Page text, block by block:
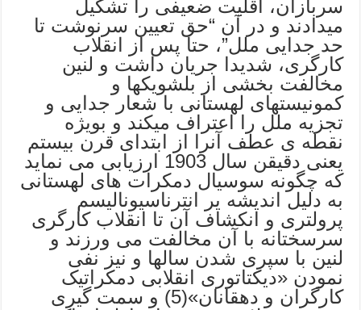
سربازان، اقلیت ضعیفی را تشکیل
میدادند و در آن “حق تعیین سرنوشت تا
حد جدایی ملل”، حتا پس از انقلاب
کارگری، شدیدا جریان داشت و لنین
مخالفت بخشی از بلشویکها و
کمونیستهای لهستانی با شعار جدایی و
تجزیه ملل را اعتراف میکند و بویژه
نقطه ی عطف آنرا از ابتدای قرن بیستم
یعنی دقیقن سال 1903 ارزیابی می نماید
که چگونه سوسیال دمکرات های لهستانی
به دلیل اندیشه یر انترناسیونالیسم
پرولتری و انکشاف آن تا انقلاب کارگری
سرسختانه با آن مخالفت می ورزند و
لنین با سپری شدن سالها و نیز نفی
نمودن «دیکتاتوری انقلابی دمکراتیک
کارگران و دهقانان»(5) و سمت گیری